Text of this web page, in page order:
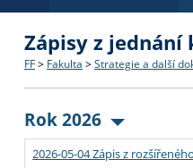
Struktura a historie
Strategie a další
Podpora a benefity pro
Co studovat a jak se
Učitelské studijní
Informace k průběhu
Bakalářské a magisterské
Doktorské studium
Rigorózní řízení
O vědě a výzkumu na FF
Akademické kvalifikace
Granty a projekty
Aktuální nabídky a
Vyjíždějící studenti
Přijíždějící studenti
Zápisy z jednání
FF > Fakulta > Strategie a další
Rok 2026
2026-05-04 Zápis z